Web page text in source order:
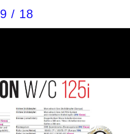
9 / 18